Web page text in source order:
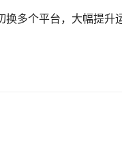
换多个平台，大幅提升